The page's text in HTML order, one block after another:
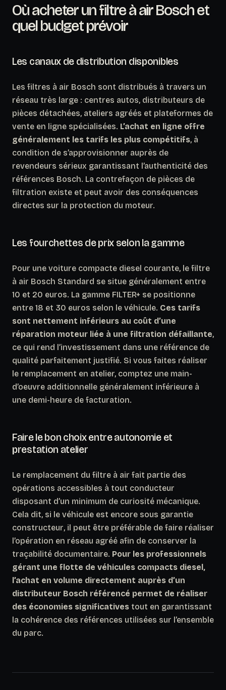
Où acheter un filtre à air Bosch et
quel budget prévoir
Les canaux de distribution disponibles
Les filtres à air Bosch sont distribués à travers un
réseau très large : centres autos, distributeurs de
pièces détachées, ateliers agréés et plateformes de
vente en ligne spécialisées. L’achat en ligne offre
généralement les tarifs les plus compétitifs, à
condition de s’approvisionner auprès de
revendeurs sérieux garantissant l’authenticité des
références Bosch. La contrefaçon de pièces de
filtration existe et peut avoir des conséquences
directes sur la protection du moteur.
Les fourchettes de prix selon la gamme
Pour une voiture compacte diesel courante, le filtre
à air Bosch Standard se situe généralement entre
10 et 20 euros. La gamme FILTER+ se positionne
entre 18 et 30 euros selon le véhicule. Ces tarifs
sont nettement inférieurs au coût d’une
réparation moteur liée à une filtration défaillante,
ce qui rend l’investissement dans une référence de
qualité parfaitement justifié. Si vous faites réaliser
le remplacement en atelier, comptez une main-
d’oeuvre additionnelle généralement inférieure à
une demi-heure de facturation.
Faire le bon choix entre autonomie et
prestation atelier
Le remplacement du filtre à air fait partie des
opérations accessibles à tout conducteur
disposant d’un minimum de curiosité mécanique.
Cela dit, si le véhicule est encore sous garantie
constructeur, il peut être préférable de faire réaliser
l’opération en réseau agréé afin de conserver la
traçabilité documentaire. Pour les professionnels
gérant une flotte de véhicules compacts diesel,
l’achat en volume directement auprès d’un
distributeur Bosch référencé permet de réaliser
des économies significatives tout en garantissant
la cohérence des références utilisées sur l’ensemble
du parc.